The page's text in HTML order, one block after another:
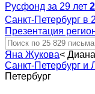
Русфонд за 29 лет
Санкт-Петербург в
Презентация
Яна Жукова<
Санкт-Петербург и
Петербург